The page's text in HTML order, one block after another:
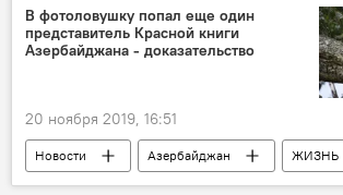
Новости
В фотоловушку попал еще один
представитель Красной книги
Азербайджана - доказательство
20 ноября 2019, 16:51
Новости Азербайджан ЖИЗНЬ